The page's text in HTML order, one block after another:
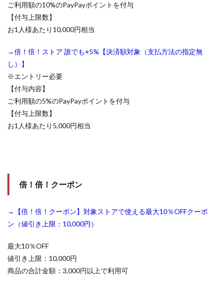
ご利用額の10%のPayPayポイントを付与
【付与上限数】
お1人様あたり10,000円相当
→倍！倍！ストア 誰でも+5%【決済額対象（支払方法の指定無
し）】
※エントリー必要
【付与内容】
ご利用額の5%のPayPayポイントを付与
【付与上限数】
お1人様あたり5,000円相当
倍！倍！クーポン
→【倍！倍！クーポン】対象ストアで使える最大10％OFFクーポ
ン（値引き上限：10,000円）
最大10％OFF
値引き上限：10,000円
商品の合計金額：3,000円以上で利用可